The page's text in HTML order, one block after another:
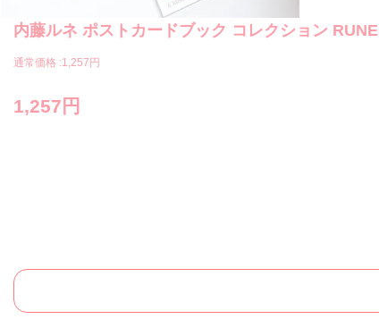
内藤ルネ ポストカードブック コレクション RUNE
通常価格 :1,257円
1,257円